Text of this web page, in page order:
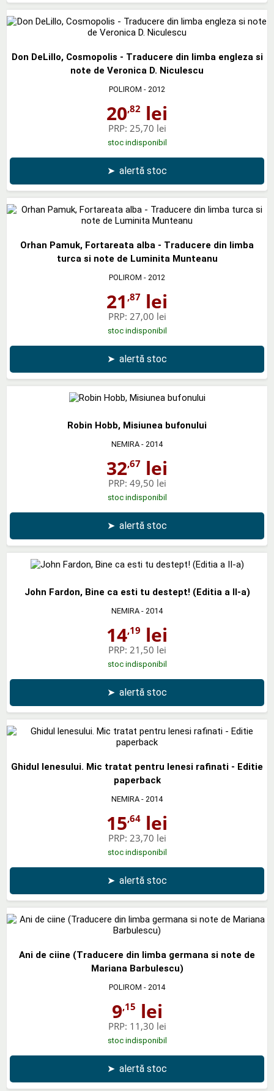
Don DeLillo, Cosmopolis - Traducere din limba engleza si
note de Veronica D. Niculescu
POLIROM - 2012
20,82 lei
PRP: 25,70 lei
stoc indisponibil
➤ alertă stoc
Orhan Pamuk, Fortareata alba - Traducere din limba
turca si note de Luminita Munteanu
POLIROM - 2012
21 ,87 lei
PRP: 27,00 lei
stoc indisponibil
➤ alertă stoc
Robin Hobb, Misiunea bufonului
NEMIRA - 2014
32,67 lei
PRP: 49,50 lei
stoc indisponibil
➤ alertă stoc
John Fardon, Bine ca esti tu destept! (Editia a II-a)
NEMIRA - 2014
14,19 lei
PRP: 21,50 lei
stoc indisponibil
➤ alertă stoc
Ghidul lenesului. Mic tratat pentru lenesi rafinati - Editie
paperback
NEMIRA - 2014
15,64 lei
PRP: 23,70 lei
stoc indisponibil
➤ alertă stoc
Ani de ciine (Traducere din limba germana si note de
Mariana Barbulescu)
POLIROM - 2014
9,15 lei
PRP: 11,30 lei
stoc indisponibil
➤ alertă stoc